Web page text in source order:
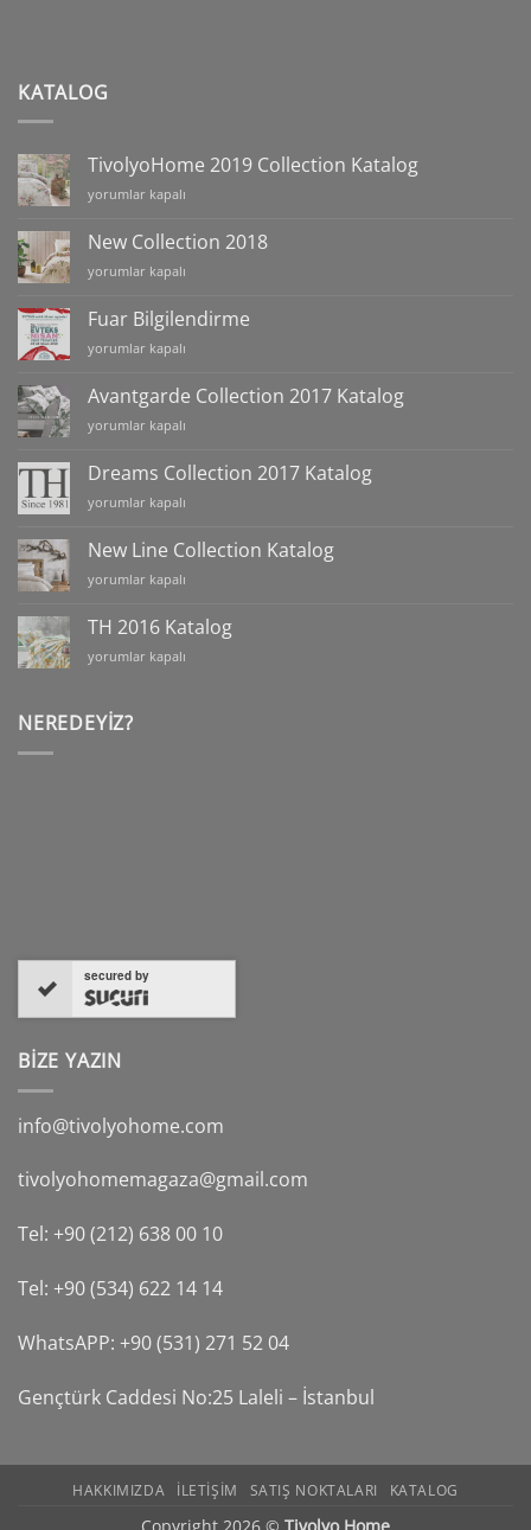
KATALOG
TivolyoHome 2019 Collection Katalog
TivolyoHome
Collection
Katalog
için
yorumlar kapalı
New Collection 2018
New
2018
için
yorumlar kapalı
Fuar Bilgilendirme
Fuar
için
yorumlar kapalı
Avantgarde Collection 2017 Katalog
Avantgarde
2017
Katalog
için
yorumlar kapalı
Dreams Collection 2017 Katalog
Dreams
2017
Katalog
için
yorumlar kapalı
New Line Collection Katalog
New
Collection
Katalog
için
yorumlar kapalı
TH 2016 Katalog
TH
için
yorumlar kapalı
NEREDEYIZ?
secured by
BİZE YAZIN
info@tivolyohome.com
tivolyohomemagaza@gmail.com
Tel: +90 (212) 638 00 10
Tel: +90 (534) 622 14 14
WhatsAPP: +90 (531) 271 52 04
Gençtürk Caddesi No:25 Laleli – İstanbul
HAKKIMIZDA ILETIŞIM SATIŞ NOKTALARI KATALOG